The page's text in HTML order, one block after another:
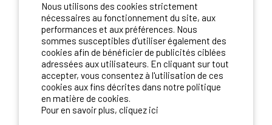
NOS PARTENAIRES
Nous utilisons des cookies strictement
nécessaires au fonctionnement du site, aux
performances et aux préférences. Nous
sommes susceptibles d’utiliser également des
cookies afin de bénéficier de publicités ciblées
adressées aux utilisateurs. En cliquant sur tout
accepter, vous consentez à l'utilisation de ces
cookies aux fins décrites dans notre politique
en matière de cookies.
Pour en savoir plus, cliquez ici